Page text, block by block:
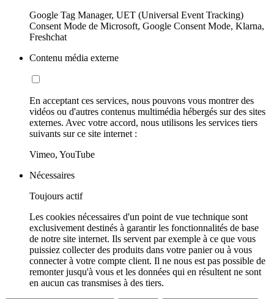
Google Tag Manager, UET (Universal Event Tracking)
Consent Mode de Microsoft, Google Consent Mode, Klarna,
Freshchat
Contenu média externe
En acceptant ces services, nous pouvons vous montrer des
vidéos ou d'autres contenus multimédia hébergés sur des sites
externes. Avec votre accord, nous utilisons les services tiers
suivants sur ce site internet :
Vimeo, YouTube
Nécessaires
Toujours actif
Les cookies nécessaires d'un point de vue technique sont
exclusivement destinés à garantir les fonctionnalités de base
de notre site internet. Ils servent par exemple à ce que vous
puissiez collecter des produits dans votre panier ou à vous
connecter à votre compte client. Il ne nous est pas possible de
remonter jusqu'à vous et les données qui en résultent ne sont
en aucun cas transmises à des tiers.